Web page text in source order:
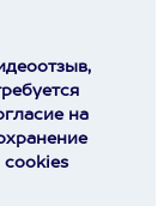
на
cookies